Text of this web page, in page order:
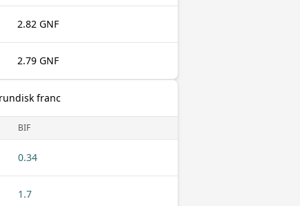
2.82 GNF
2.79 GNF
franc
BIF
0.34
1.7